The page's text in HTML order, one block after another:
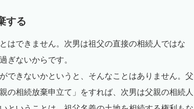
する
はできません。次男は祖父の直接の相続人ではな
ぎないからです。
できないかというと、そんなことはありません。父
の相続放棄申立て」をすれば、次男は父親の相続人